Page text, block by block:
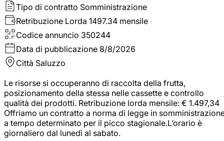
Tipo di contratto Somministrazione
Retribuzione Lorda 1497.34 mensile
Codice annuncio 350244
Data di pubblicazione 8/8/2026
Città Saluzzo
Le risorse si occuperanno di raccolta della frutta,
posizionamento della stessa nelle cassette e controllo
qualità dei prodotti. Retribuzione lorda mensile: € 1.497,34
Offriamo un contratto a norma di legge in
a tempo determinato per il picco stagionale.L’orario è
giornaliero dal lunedì al sabato.